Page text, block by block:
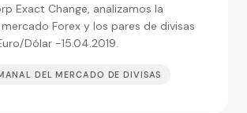
Exact Change, analizamos la
Forex y los pares de divisas
Dólar -15.04.2019.
DEL MERCADO DE DIVISAS